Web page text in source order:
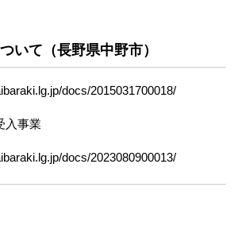
いて（長野県中野市）
docs/2015031700018/
入事業
docs/2023080900013/